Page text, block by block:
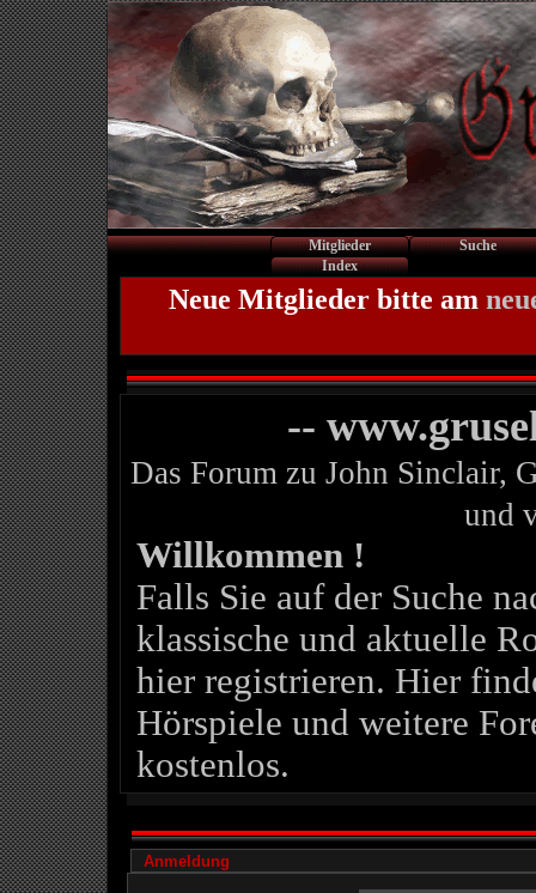
Mitglieder
Suche
Index
Neue Mitglieder bitte am
--
Das Forum zu John Sinclair,
und
Willkommen !
Falls Sie auf der Suche
klassische und aktuelle
hier registrieren. Hier
Hörspiele und weitere
kostenlos.
Anmeldung